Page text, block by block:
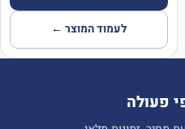
לעמוד המוצר ←
פעולה